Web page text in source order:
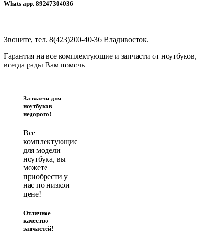
Whats app. 89247304036
Звоните, тел. 8(423)200-40-36 Владивосток.
Гарантия на все комплектующие и запчасти от ноутбуков,
всегда рады Вам помочь.
Запчасти для
ноутбуков
недорого!
Все
комплектующие
для модели
ноутбука, вы
можете
приобрести у
нас по низкой
цене!
Отличное
качество
запчастей!